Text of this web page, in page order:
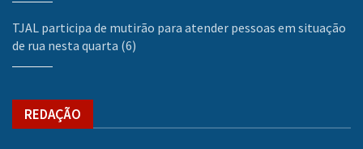
TJAL participa de mutirão para atender pessoas em situação
de rua nesta quarta (6)
REDAÇÃO